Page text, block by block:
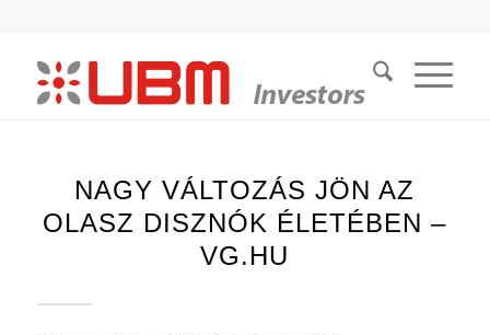
NAGY VÁLTOZÁS JÖN AZ
OLASZ DISZNÓK ÉLETÉBEN –
VG.HU